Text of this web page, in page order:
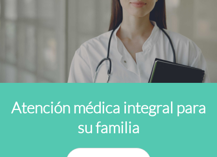
Atención médica integral para
su familia